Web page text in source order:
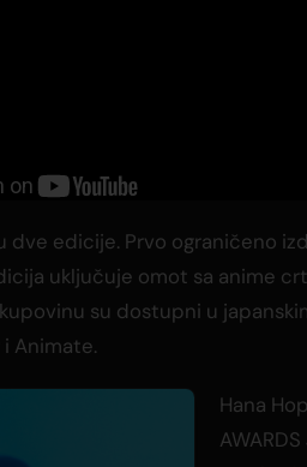
dve edicije. Prvo ograničeno
uključuje omot sa anime
su dostupni u
Animate.
Hana